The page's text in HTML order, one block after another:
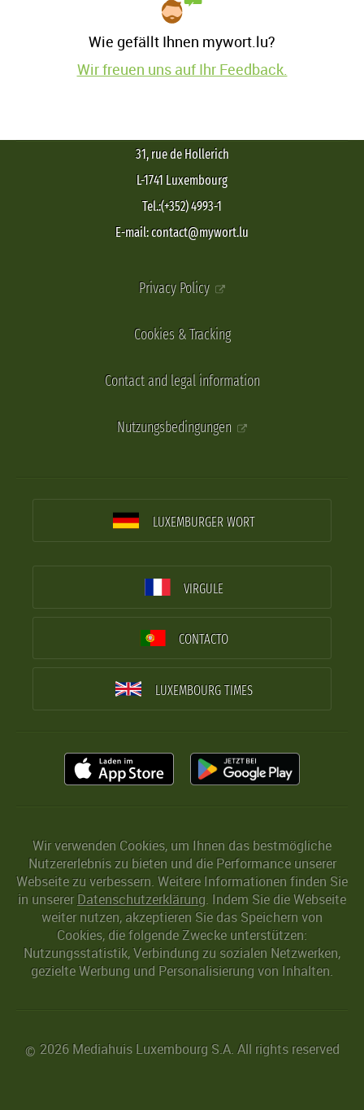
Wie gefällt Ihnen mywort.lu?
Wir freuen uns auf Ihr Feedback.
31, rue de Hollerich
L-1741 Luxembourg
Tel.:(+352) 4993-1
E-mail: contact@mywort.lu
Privacy Policy
Cookies & Tracking
Contact and legal information
Nutzungsbedingungen
LUXEMBURGER WORT
VIRGULE
CONTACTO
LUXEMBOURG TIMES
Wir verwenden Cookies, um Ihnen das bestmögliche
Nutzererlebnis zu bieten und die Performance unserer
Webseite zu verbessern. Weitere Informationen finden Sie
in unserer Datenschutzerklärung. Indem Sie die Webseite
weiter nutzen, akzeptieren Sie das Speichern von
Cookies, die folgende Zwecke unterstützen:
Nutzungsstatistik, Verbindung zu sozialen Netzwerken,
gezielte Werbung und Personalisierung von Inhalten.
© 2026 Mediahuis Luxembourg S.A. All rights reserved